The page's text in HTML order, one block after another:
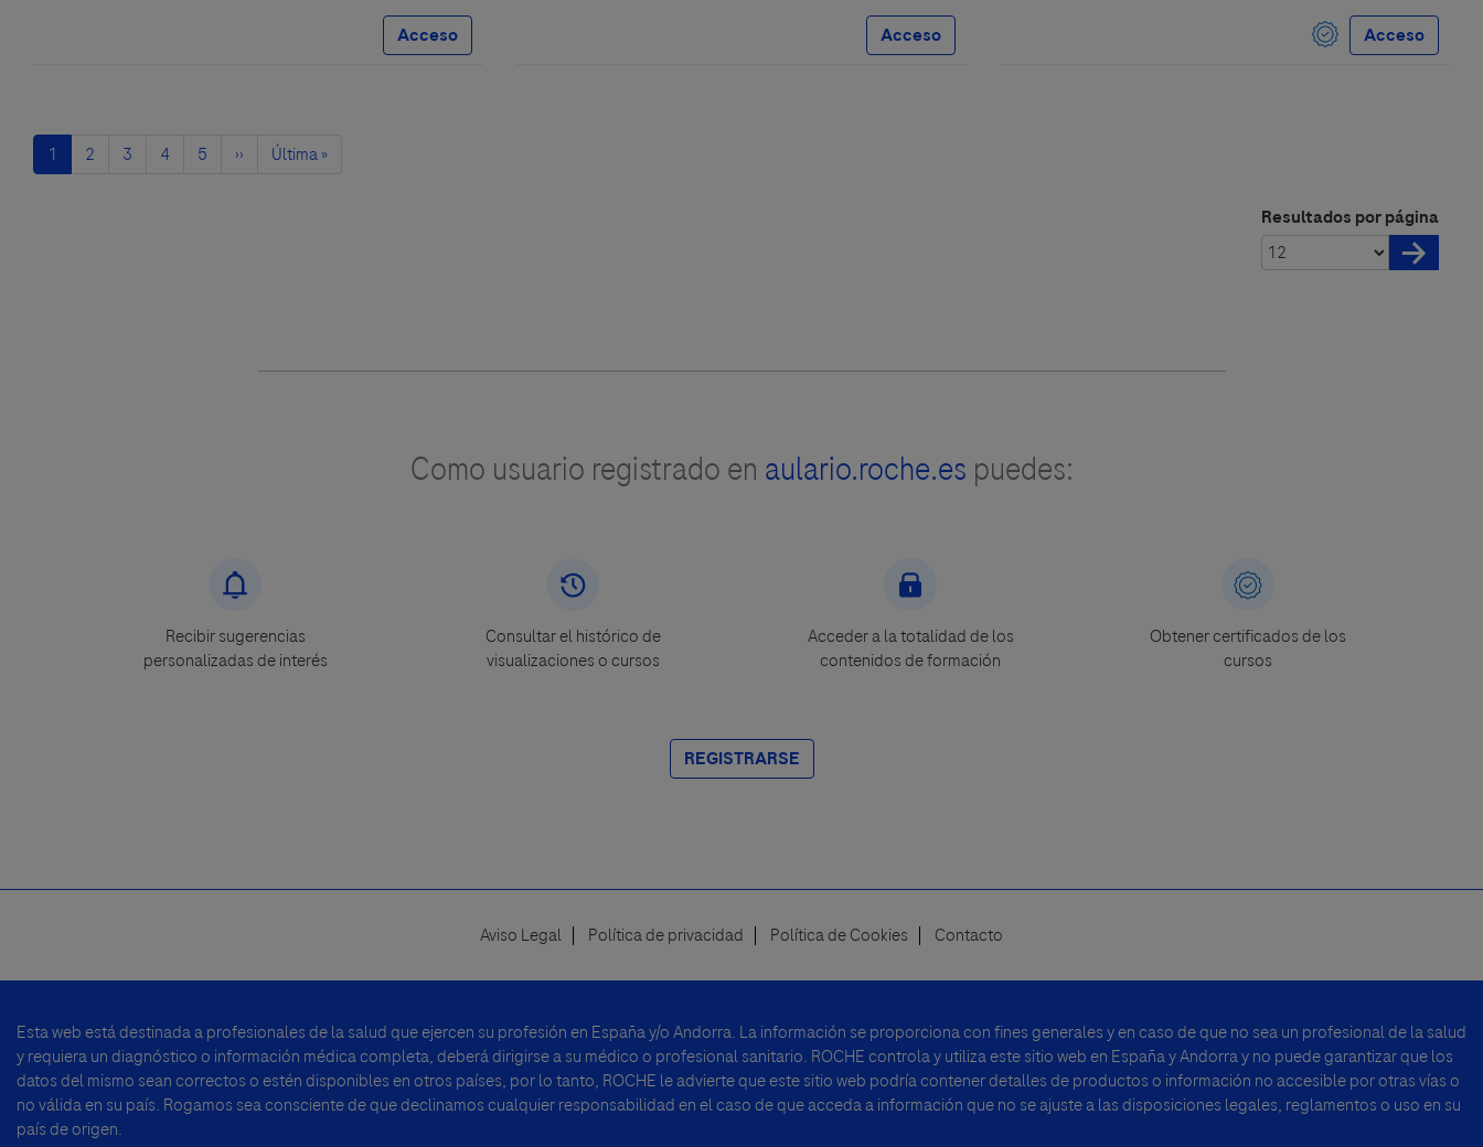
Acceso
Acceso Acceso
Página
actual
1 Página
2 Página
3 Página
4 Página
5
Siguiente
››
Última
Última »
Resultados por página
Como usuario registrado en aulario.roche.es puedes:
Recibir sugerencias
personalizadas de interés
Consultar el histórico de
visualizaciones o cursos
Acceder a la totalidad de los
contenidos de formación
Obtener certificados de los
cursos
REGISTRARSE
Footer
Aviso Legal Política de privacidad Política de Cookies Contacto
Esta web está destinada a profesionales de la salud que ejercen su profesión en España y/o Andorra. La información se proporciona con fines generales y en caso de que no sea un profesional de la salud
y requiera un diagnóstico o información médica completa, deberá dirigirse a su médico o profesional sanitario. ROCHE controla y utiliza este sitio web en España y Andorra y no puede garantizar que los
datos del mismo sean correctos o estén disponibles en otros países, por lo tanto, ROCHE le advierte que este sitio web podría contener detalles de productos o información no accesible por otras vías o
no válida en su país. Rogamos sea consciente de que declinamos cualquier responsabilidad en el caso de que acceda a información que no se ajuste a las disposiciones legales, reglamentos o uso en su
país de origen.